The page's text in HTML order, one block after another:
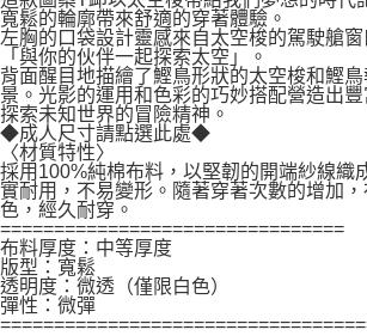
寬鬆的輪廓帶來舒適的穿著體驗。
左胸的口袋設計靈感來自太空梭的駕駛艙
「與你的伙伴一起探索太空」。
背面醒目地描繪了鰹鳥形狀的太空梭和鰹
景。光影的運用和色彩的巧妙搭配營造出
探索未知世界的冒險精神。
◆成人尺寸請點選此處◆
〈材質特性〉
採用100%純棉布料，以堅韌的開端紗線織
實耐用，不易變形。隨著穿著次數的增加
色，經久耐穿。
================================
布料厚度：中等厚度
版型：寬鬆
透明度：微透（僅限白色）
彈性：微彈